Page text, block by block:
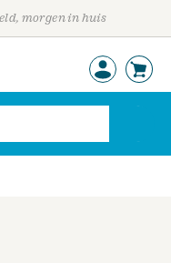
morgen in huis